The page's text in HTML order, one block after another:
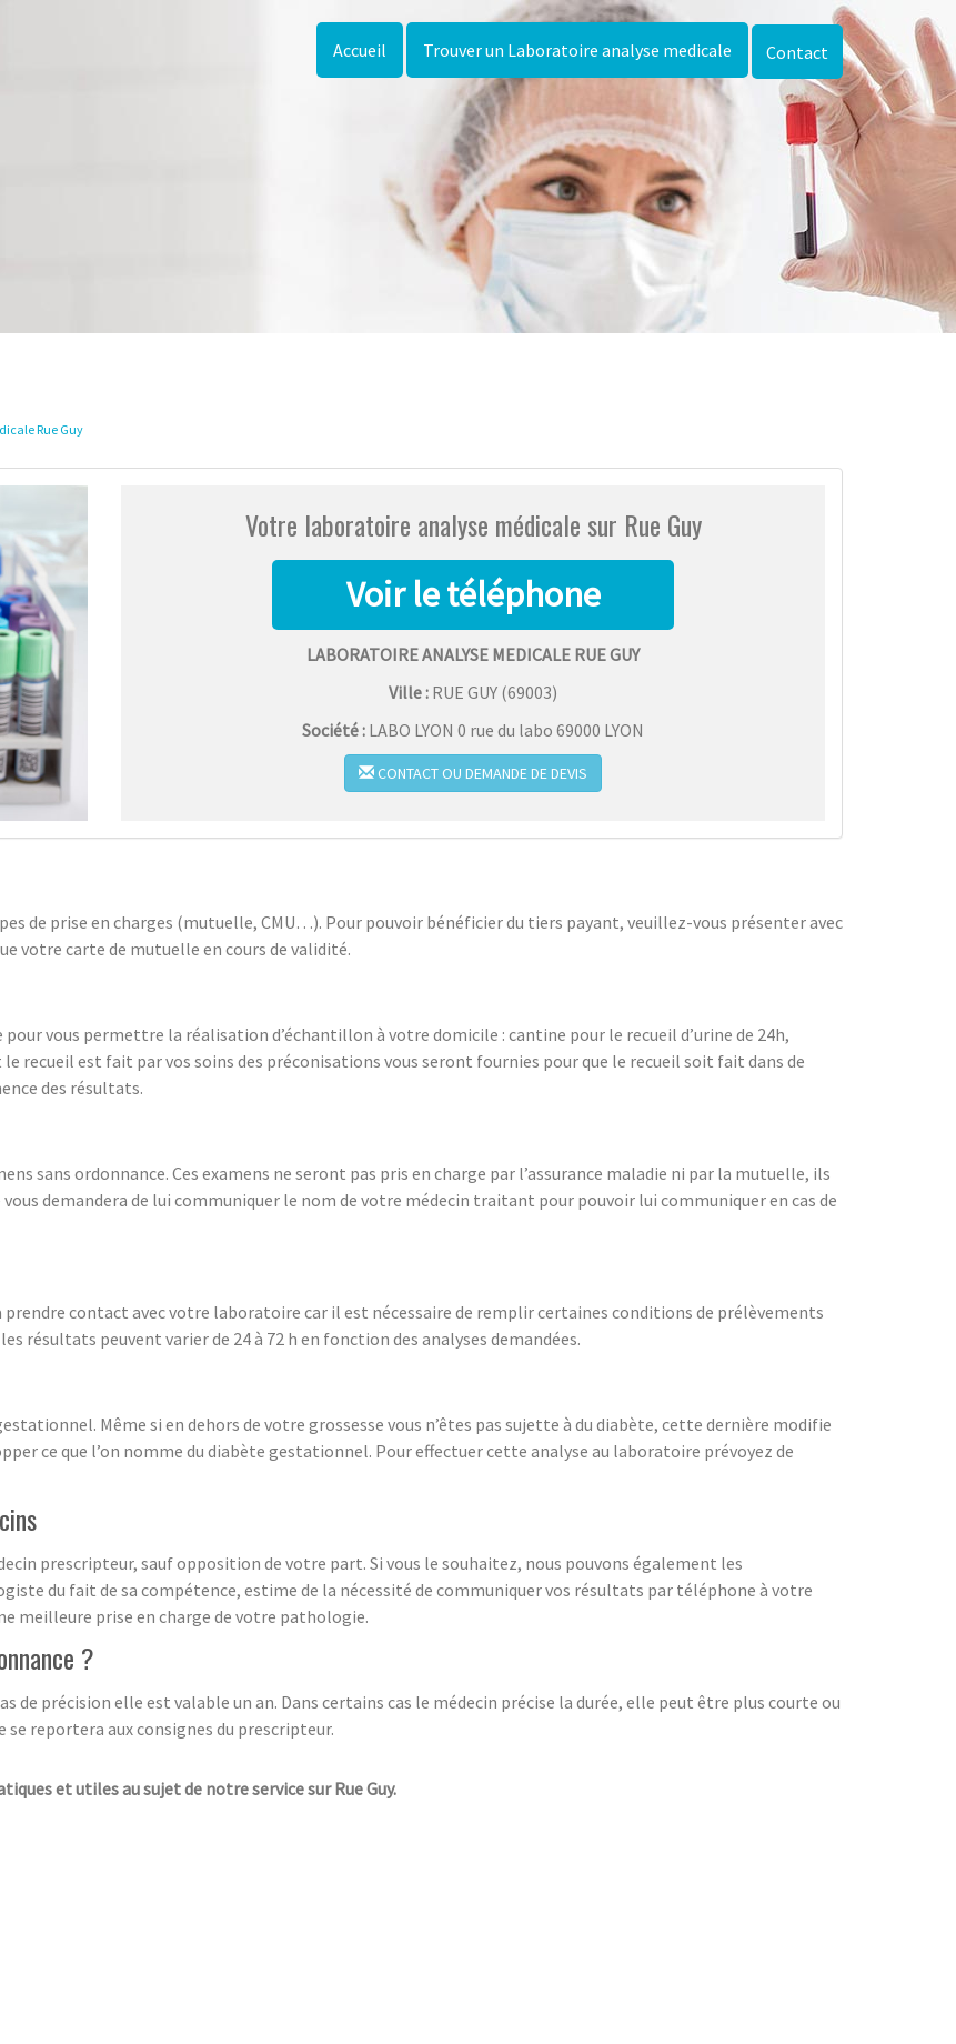
Accueil Trouver un Laboratoire analyse medicale Contact
Rue Guy
Votre laboratoire analyse médicale sur Rue Guy
LABORATOIRE ANALYSE MEDICALE RUE GUY
Ville : RUE GUY (69003)
Société : LABO LYON 0 rue du labo 69000 LYON
CONTACT OU DEMANDE DE DEVIS
de prise en charges (mutuelle, CMU…). Pour pouvoir bénéficier du tiers payant, veuillez-vous présenter avec
votre carte de mutuelle en cours de validité.
vous permettre la réalisation d’échantillon à votre domicile : cantine pour le recueil d’urine de 24h,
recueil est fait par vos soins des préconisations vous seront fournies pour que le recueil soit fait dans de
des résultats.
sans ordonnance. Ces examens ne seront pas pris en charge par l’assurance maladie ni par la mutuelle, ils
demandera de lui communiquer le nom de votre médecin traitant pour pouvoir lui communiquer en cas de
contact avec votre laboratoire car il est nécessaire de remplir certaines conditions de prélèvements
résultats peuvent varier de 24 à 72 h en fonction des analyses demandées.
Même si en dehors de votre grossesse vous n’êtes pas sujette à du diabète, cette dernière modifie
ce que l’on nomme du diabète gestationnel. Pour effectuer cette analyse au laboratoire prévoyez de
prescripteur, sauf opposition de votre part. Si vous le souhaitez, nous pouvons également les
du fait de sa compétence, estime de la nécessité de communiquer vos résultats par téléphone à votre
meilleure prise en charge de votre pathologie.
?
de précision elle est valable un an. Dans certains cas le médecin précise la durée, elle peut être plus courte ou
se reportera aux consignes du prescripteur.
et utiles au sujet de notre service sur Rue Guy.